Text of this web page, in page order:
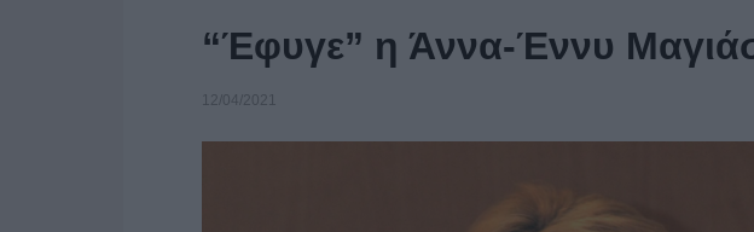
“Έφυγε” η Άννα-Έννυ
12/04/2021